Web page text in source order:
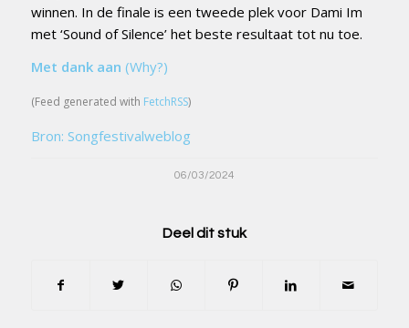
winnen. In de finale is een tweede plek voor Dami Im
met ‘Sound of Silence’ het beste resultaat tot nu toe.
Met dank aan (Why?)
(Feed generated with FetchRSS)
Bron: Songfestivalweblog
06/03/2024
Deel dit stuk